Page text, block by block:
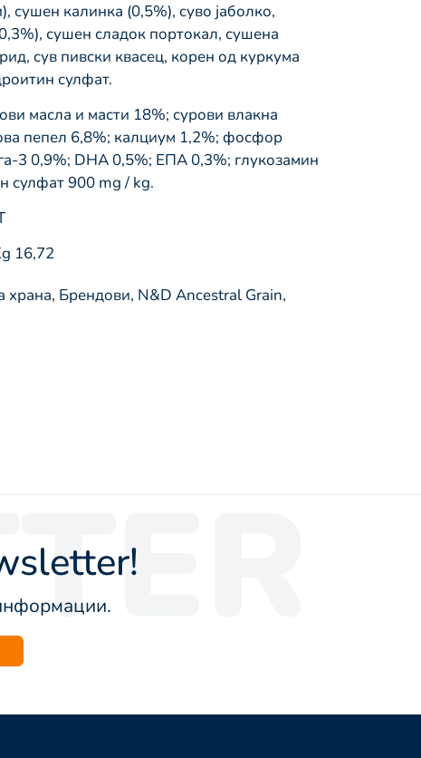
сушен калинка (0,5%), суво јаболко,
сушен сладок портокал, сушена
сув пивски квасец, корен од куркума
сулфат.
масла и масти 18%; сурови влакна
пепел 6,8%; калциум 1,2%; фосфор
3 0,9%; DHA 0,5%; ЕПА 0,3%; глукозамин
сулфат 900 mg / kg.
16,72
храна, Брендови, N&D Ancestral Grain,